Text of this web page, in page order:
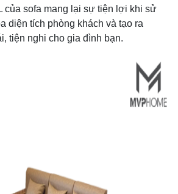
của sofa mang lại sự tiện lợi khi sử
diện tích phòng khách và tạo ra
tiện nghi cho gia đình bạn.